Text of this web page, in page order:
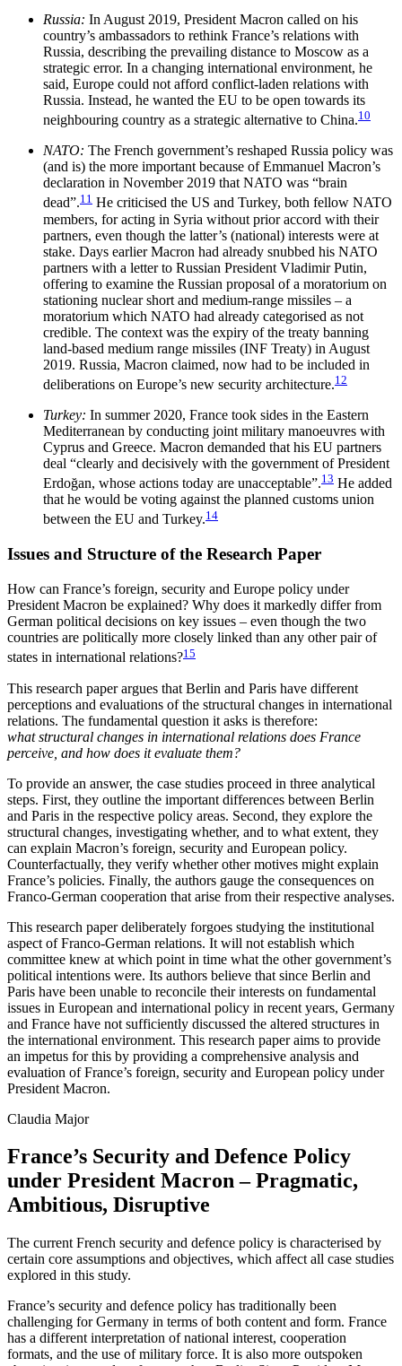
Russia: In August 2019, President Macron called on his
country’s ambassadors to rethink France’s rela­tions with
Russia, describing the prevailing dis­tance to Moscow as a
strategic error. In a changing international environment, he
said, Europe could not afford conflict-laden relations with
Russia. Instead, he wanted the EU to be open towards its
neighbouring country as a strategic alternative to China.10
NATO: The French government’s reshaped Russia policy was
(and is) the more important because of Emmanuel Macron’s
declaration in November 2019 that NATO was “brain
dead”.11 He criticised the US and Turkey, both fellow NATO
members, for acting in Syria without prior accord with their
partners, even though the latter’s (national) interests were at
stake. Days earlier Macron had already snubbed his NATO
partners with a letter to Russian President Vladimir Putin,
offering to examine the Russian proposal of a moratorium on
stationing nuclear short and medium-range missiles – a
moratorium which NATO had already categorised as not
cred­ible. The context was the expiry of the treaty banning
land-based medium range missiles (INF Treaty) in August
2019. Russia, Macron claimed, now had to be included in
deliberations on Europe’s new security architecture.12
Turkey: In summer 2020, France took sides in the Eastern
Mediterranean by conducting joint military manoeuvres with
Cyprus and Greece. Macron demanded that his EU partners
deal “clearly and decisively with the govern­ment of President
Erdo­ğan, whose actions today are unacceptable”.13 He added
that he would be voting against the planned customs union
between the EU and Turkey.14
Issues and Structure of the Research Paper
How can France’s foreign, security and Europe policy under
President Macron be explained? Why does it markedly differ from
German political decisions on key issues – even though the two
countries are po­litically more closely linked than any other pair of
states in international relations?15
This research paper argues that Berlin and Paris have different
perceptions and evaluations of the structural changes in international
relations. The fundamental question it asks is therefore:
what structural changes in international relations does France
perceive, and how does it evaluate them?
To provide an answer, the case studies proceed in three analytical
steps. First, they outline the impor­tant differences between Berlin
and Paris in the re­spective policy areas. Second, they explore the
struc­tural changes, investigating whether, and to what extent, they
can explain Macron’s foreign, security and European policy.
Counterfactually, they verify whether other motives might explain
France’s policies. Finally, the authors gauge the consequences on
Franco-German cooperation that arise from their respective analyses.
This research paper deliberately forgoes studying the institutional
aspect of Franco-German relations. It will not establish which
committee knew at which point in time what the other government’s
political intentions were. Its authors believe that since Berlin and
Paris have been unable to reconcile their interests on fundamental
issues in European and international policy in recent years, Germany
and France have not sufficiently discussed the altered structures in
the inter­national environment. This research paper aims to provide
an impetus for this by providing a com­prehensive analysis and
evaluation of France’s for­eign, security and European policy under
President Macron.
Claudia Major
France’s Security and Defence Policy
under President Macron – Pragmatic,
Ambitious, Disruptive
The current French security and defence policy is char­acterised by
certain core assumptions and objec­tives, which affect all case studies
explored in this study.
France’s security and defence policy has tradition­ally been
challenging for Germany in terms of both content and form. France
has a different interpreta­tion of national interest, cooperation
formats, and the use of military force. It is also more outspoken